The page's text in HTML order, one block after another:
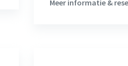
Meer informatie &